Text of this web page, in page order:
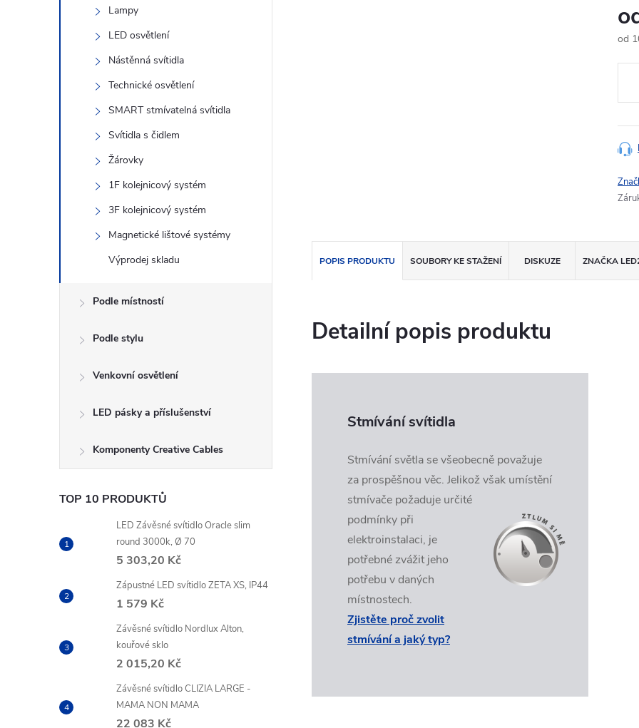
Lampy
LED osvětlení
Nástěnná svítidla
Technické osvětlení
SMART stmívatelná svítidla
Svítidla s čidlem
Žárovky
1F kolejnicový systém
3F kolejnicový systém
Magnetické lištové systémy
Výprodej skladu
Podle místností
Podle stylu
Venkovní osvětlení
LED pásky a příslušenství
Komponenty Creative Cables
TOP 10 PRODUKTŮ
LED Závěsné svítidlo Oracle slim
round 3000k, Ø 70
5 303,20 Kč
Zápustné LED svítidlo ZETA XS, IP44
1 579 Kč
Závěsné svítidlo Nordlux Alton,
kouřové sklo
2 015,20 Kč
Závěsné svítidlo CLIZIA LARGE -
MAMA NON MAMA
22 083 Kč
od
POPIS PRODUKTU SOUBORY KE STAŽENÍ DISKUZE ZNAČKA
Detailní popis produktu
Stmívání svítidla
Stmívání světla se všeobecně považuje
za prospěšnou věc. Jelikožvšak umístění
stmívače požaduje určité
podmínky při
elektroinstalaci, je
potřebné zvážit jeho
potřebu v daných
místnostech.
Zjistěte proč zvolit
stmívání a jaký typ?